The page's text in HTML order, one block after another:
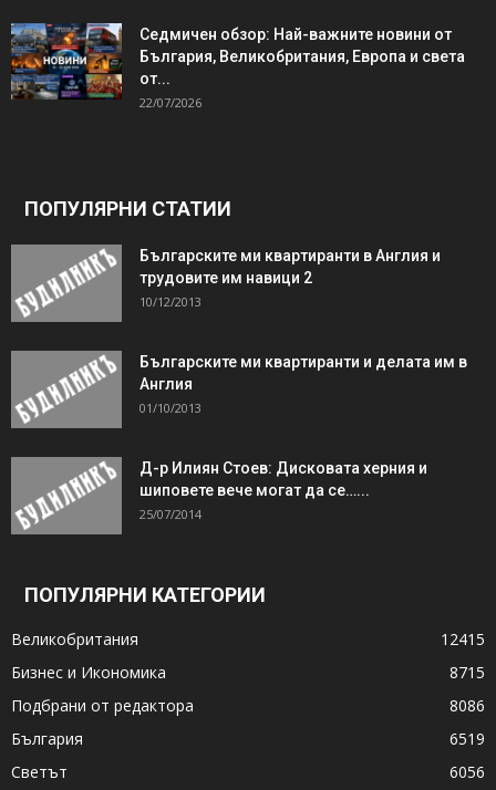
Седмичен обзор: Най-важните новини от
България, Великобритания, Европа и света
от...
22/07/2026
ПОПУЛЯРНИ СТАТИИ
Българските ми квартиранти в Англия и
трудовите им навици 2
10/12/2013
Българските ми квартиранти и делата им в
Англия
01/10/2013
Д-р Илиян Стоев: Дисковата херния и
шиповете вече могат да се…...
25/07/2014
ПОПУЛЯРНИ КАТЕГОРИИ
Великобритания
12415
Бизнес и Икономика
8715
Подбрани от редактора
8086
България
6519
Светът
6056